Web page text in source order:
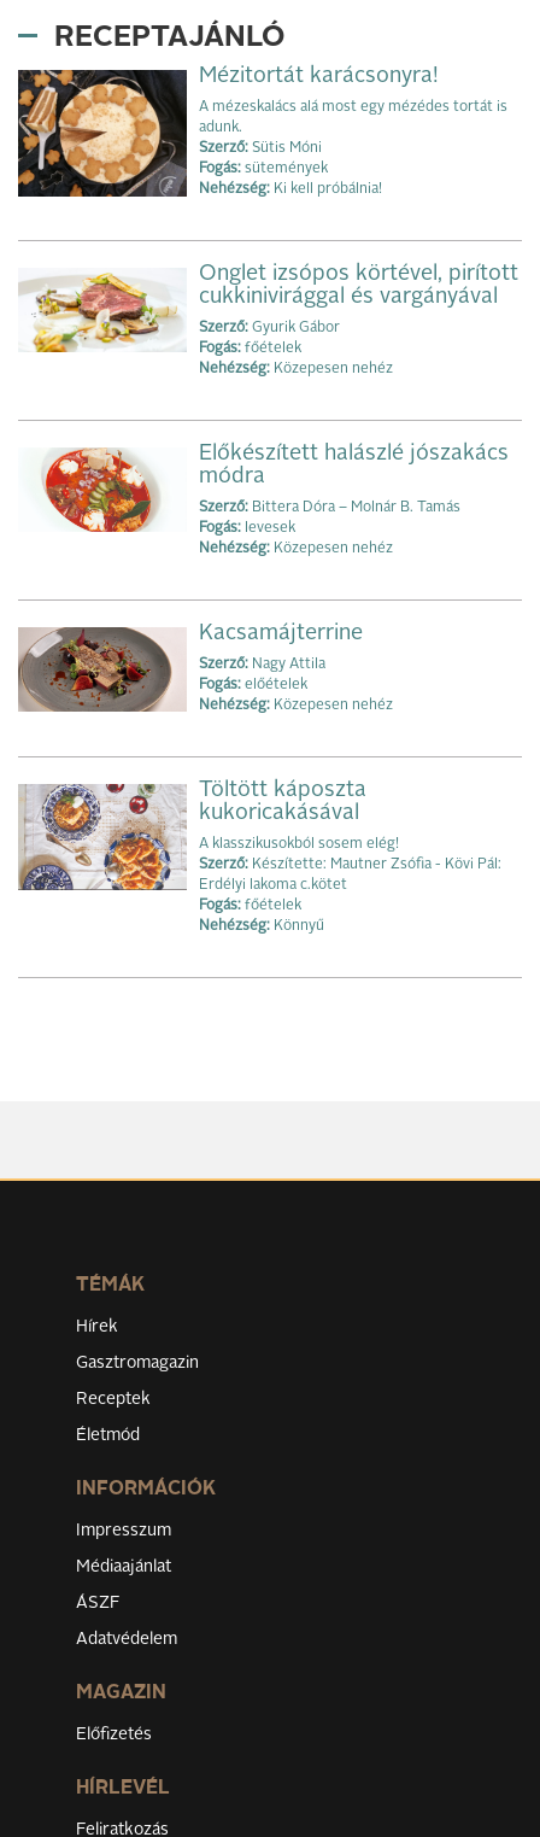
RECEPTAJÁNLÓ
Mézitortát karácsonyra!
A mézeskalács alá most egy mézédes tortát is
adunk.
Szerző: Sütis Móni
Fogás: sütemények
Nehézség: Ki kell próbálnia!
Onglet izsópos körtével, pirított
cukkinivirággal és vargányával
Szerző: Gyurik Gábor
Fogás: főételek
Nehézség: Közepesen nehéz
Előkészített halászlé jószakács
módra
Szerző: Bittera Dóra – Molnár B. Tamás
Fogás: levesek
Nehézség: Közepesen nehéz
Kacsamájterrine
Szerző: Nagy Attila
Fogás: előételek
Nehézség: Közepesen nehéz
Töltött káposzta
kukoricakásával
A klasszikusokból sosem elég!
Szerző: Készítette: Mautner Zsófia - Kövi Pál:
Erdélyi lakoma c.kötet
Fogás: főételek
Nehézség: Könnyű
TÉMÁK
Hírek
Gasztromagazin
Receptek
Életmód
INFORMÁCIÓK
Impresszum
Médiaajánlat
ÁSZF
Adatvédelem
MAGAZIN
Előfizetés
HÍRLEVÉL
Feliratkozás